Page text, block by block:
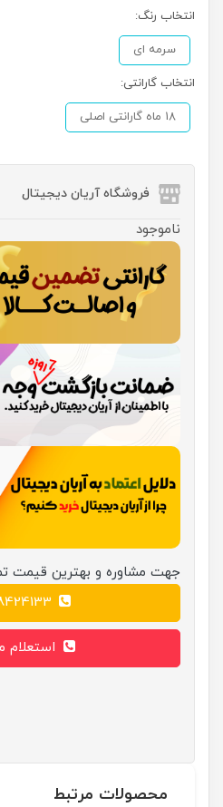
انتخاب رنگ:
سرمه ای
انتخاب گارانتی:
18 ماه گارانتی اصلی
فروشگاه آریان دیجیتال
ناموجود
جهت مشاوره و بهترین قیمت
محصولات مرتبط